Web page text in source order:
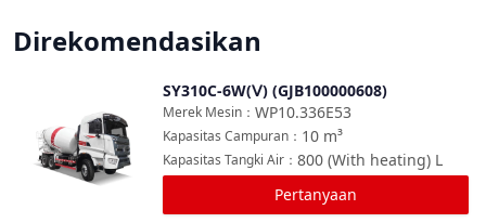
Direkomendasikan
SY310C-6W(Ⅴ) (GJB100000608)
WP10.336E53
Merek Mesin ：
10 m³
Kapasitas Campuran ：
800 (With heating) L
Kapasitas Tangki Air ：
Pertanyaan